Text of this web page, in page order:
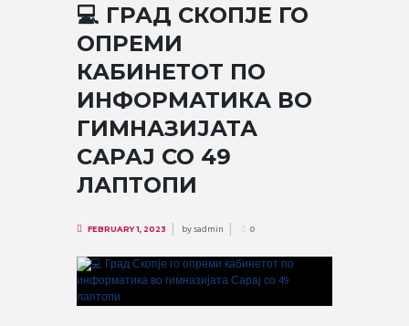
💻 ГРАД СКОПЈЕ ГО
ОПРЕМИ
КАБИНЕТОТ ПО
ИНФОРМАТИКА ВО
ГИМНАЗИЈАТА
САРАЈ СО 49
ЛАПТОПИ
FEBRUARY 1, 2023 bysadmin 0